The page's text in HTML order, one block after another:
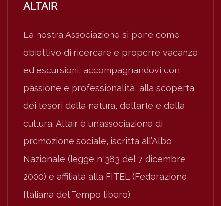
ALTAIR
La nostra Associazione si pone come
obiettivo di ricercare e proporre vacanze
ed escursioni, accompagnandovi con
passione e professionalità, alla scoperta
dei tesori della natura, dell’arte e della
cultura. Altair è un’associazione di
promozione sociale, iscritta all’Albo
Nazionale (legge n°383 del 7 dicembre
2000) e affiliata alla FITEL (Federazione
Italiana del Tempo libero).